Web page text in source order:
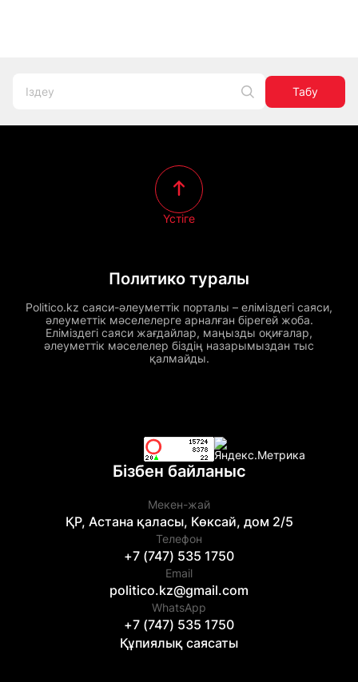
Табу
Политико туралы
Politico.kz саяси-әлеуметтік порталы – еліміздегі саяси,
әлеуметтік мәселелерге арналған бірегей жоба.
Еліміздегі саяси жағдайлар, маңызды оқиғалар,
әлеуметтік мәселелер біздің назарымыздан тыс
қалмайды.
Үстіге
Бізбен байланыс
Мекен-жай
ҚР, Астана қаласы, Көксай, дом 2/5
Телефон
+7 (747) 535 1750
Email
politico.kz@gmail.com
WhatsApp
+7 (747) 535 1750
Құпиялық саясаты